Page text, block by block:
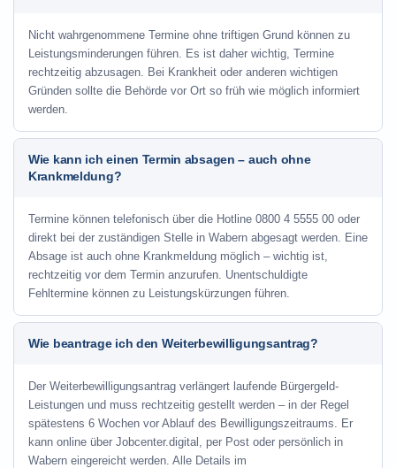
Nicht wahrgenommene Termine ohne triftigen Grund können zu
Leistungsminderungen führen. Es ist daher wichtig, Termine
rechtzeitig abzusagen. Bei Krankheit oder anderen wichtigen
Gründen sollte die Behörde vor Ort so früh wie möglich informiert
werden.
Wie kann ich einen Termin absagen – auch ohne
Krankmeldung?
Termine können telefonisch über die Hotline 0800 4 5555 00 oder
direkt bei der zuständigen Stelle in Wabern abgesagt werden. Eine
Absage ist auch ohne Krankmeldung möglich – wichtig ist,
rechtzeitig vor dem Termin anzurufen. Unentschuldigte
Fehltermine können zu Leistungskürzungen führen.
Wie beantrage ich den Weiterbewilligungsantrag?
Der Weiterbewilligungsantrag verlängert laufende Bürgergeld-
Leistungen und muss rechtzeitig gestellt werden – in der Regel
spätestens 6 Wochen vor Ablauf des Bewilligungszeitraums. Er
kann online über Jobcenter.digital, per Post oder persönlich in
Wabern eingereicht werden. Alle Details im